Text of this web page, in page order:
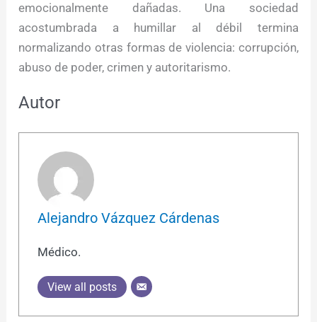
emocionalmente dañadas. Una sociedad
acostumbrada a humillar al débil termina
normalizando otras formas de violencia: corrupción,
abuso de poder, crimen y autoritarismo.
Autor
Alejandro Vázquez Cárdenas
Médico.
View all posts